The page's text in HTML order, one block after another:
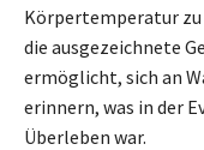
Körpertemperatur
die ausgezeichnete
ermöglicht, sich an
erinnern, was in der
Überleben war.